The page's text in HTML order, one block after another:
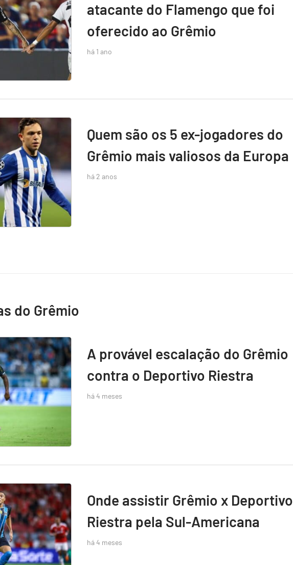
atacante do Flamengo que foi
oferecido ao Grêmio
há 1 ano
Quem são os 5 ex-jogadores do
Grêmio mais valiosos da Europa
há 2 anos
do Grêmio
A provável escalação do Grêmio
contra o Deportivo Riestra
há 4 meses
Onde assistir Grêmio x Deportivo
Riestra pela Sul-Americana
há 4 meses